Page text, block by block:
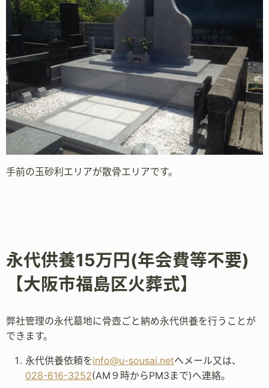
手前の玉砂利エリアが散骨エリアです。
永代供養15万円(年会費等不要)
【大阪市福島区火葬式】
弊社管理の永代墓地に骨壺ごと納め永代供養を行うことが
できます。
永代供養依頼をinfo@u-sousai.netへメール又は、
028-616-3252(AM９時からPM3まで)へ連絡。